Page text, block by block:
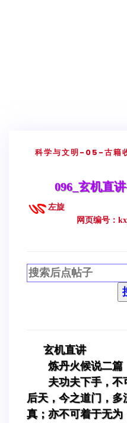
科学与文明-05-古籍
096_玄机直
左旋
网页编号：
玄机直讲
炼丹火候说二篇
夫功夫下手，不
后天，今之道门，
真；亦不可着于无为